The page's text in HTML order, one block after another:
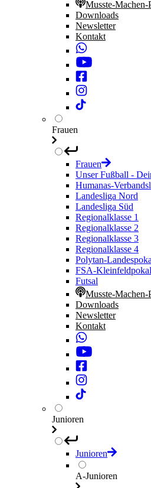
Musste-Machen-
Downloads
Newsletter
Kontakt
Frauen
Frauen
Unser Fußball -
Humanas-
Landesliga Nord
Landesliga Süd
Regionalklasse 1
Regionalklasse 2
Regionalklasse 3
Regionalklasse 4
Polytan-
FSA-Kleinfeldpokal
Futsal
Musste-Machen-
Downloads
Newsletter
Kontakt
Junioren
Junioren
A-Junioren